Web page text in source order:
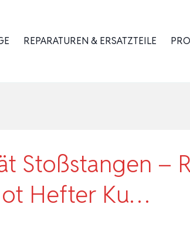
REPARATUREN & ERSATZTEILE
Stoßstangen –
Hefter Ku…